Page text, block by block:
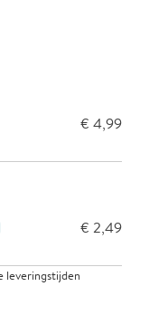
€ 4,99
€ 2,49
leveringstijden